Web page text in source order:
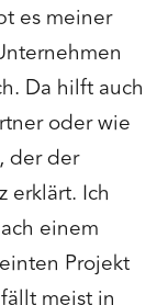
es meiner
Da hilft auch
oder wie
der der
erklärt. Ich
einem
Projekt
meist in